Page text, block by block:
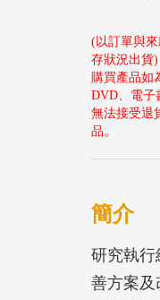
(以訂單與
存狀況出貨)
購買產品如
DVD、電子
無法接受退
品。
簡介
研究執行
善方案及